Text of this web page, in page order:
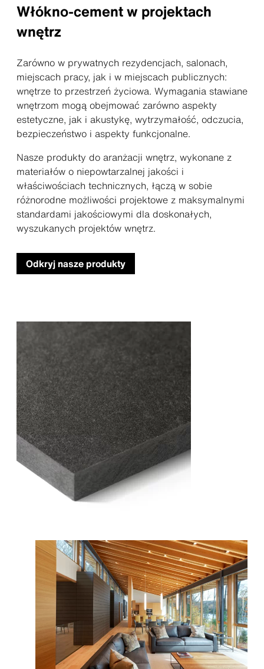
Włókno-cement w projektach
wnętrz
Zarówno w prywatnych rezydencjach, salonach,
miejscach pracy, jak i w miejscach publicznych:
wnętrze to przestrzeń życiowa. Wymagania stawiane
wnętrzom mogą obejmować zarówno aspekty
estetyczne, jak i akustykę, wytrzymałość, odczucia,
bezpieczeństwo i aspekty funkcjonalne.
Nasze produkty do aranżacji wnętrz, wykonane z
materiałów o niepowtarzalnej jakości i
właściwościach technicznych, łączą w sobie
różnorodne możliwości projektowe z maksymalnymi
standardami jakościowymi dla doskonałych,
wyszukanych projektów wnętrz.
Odkryj nasze produkty